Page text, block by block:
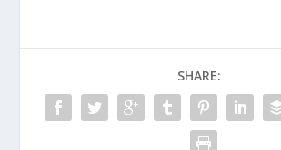
SHARE: